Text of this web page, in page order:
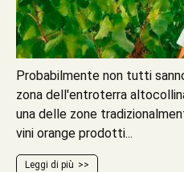
Probabilmente non tutti
zona dell'entroterra
una delle zone
vini orange prodotti...
Leggi di più